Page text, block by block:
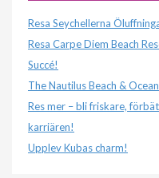
Resa Seychellerna
Resa Carpe Diem Beach
Succé!
The Nautilus Beach &
Res mer – bli friskare,
karriären!
Upplev Kubas charm!